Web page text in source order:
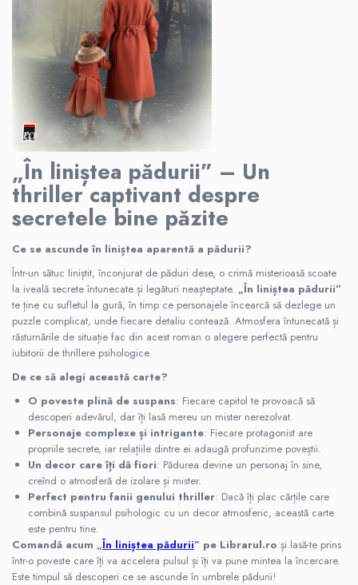
„În liniștea pădurii” – Un
thriller captivant despre
secretele bine păzite
Ce se ascunde în liniștea aparentă a pădurii?
Într-un sătuc liniștit, înconjurat de păduri dese, o crimă misterioasă scoate
la iveală secrete întunecate și legături neașteptate. „În liniștea pădurii”
te ține cu sufletul la gură, în timp ce personajele încearcă să dezlege un
puzzle complicat, unde fiecare detaliu contează. Atmosfera întunecată și
răsturnările de situație fac din acest roman o alegere perfectă pentru
iubitorii de thrillere psihologice.
De ce să alegi această carte?
O poveste plină de suspans: Fiecare capitol te provoacă să
descoperi adevărul, dar îți lasă mereu un mister nerezolvat.
Personaje complexe și intrigante: Fiecare protagonist are
propriile secrete, iar relațiile dintre ei adaugă profunzime poveștii.
Un decor care îți dă fiori: Pădurea devine un personaj în sine,
creînd o atmosferă de izolare și mister.
Perfect pentru fanii genului thriller: Dacă îți plac cărțile care
combină suspansul psihologic cu un decor atmosferic, această carte
este pentru tine.
Comandă acum „În liniștea pădurii” pe Librarul.ro și lasă-te prins
într-o poveste care îți va accelera pulsul și îți va pune mintea la încercare.
Este timpul să descoperi ce se ascunde în umbrele pădurii!